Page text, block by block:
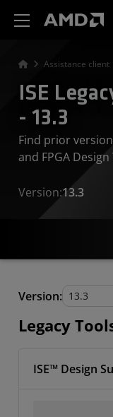
Assistance client
ISE
- 13.3
Find prior
and FPGA
Version:13.3
Version:
Legacy
ISE™ Design